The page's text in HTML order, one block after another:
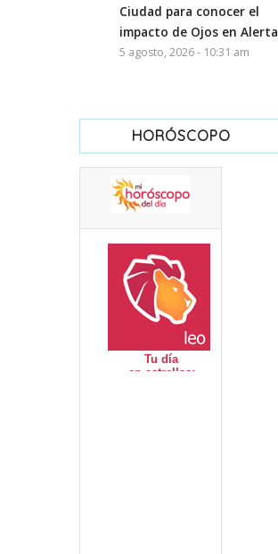
Ciudad para conocer el
impacto de Ojos en Alerta
5 agosto, 2026 - 10:31 am
HORÓSCOPO